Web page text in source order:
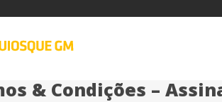
& Condições –